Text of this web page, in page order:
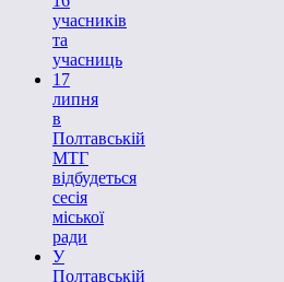
учасників
та
учасниць
17
липня
в
Полтавській
МТГ
відбудеться
сесія
міської
ради
У
Полтавській